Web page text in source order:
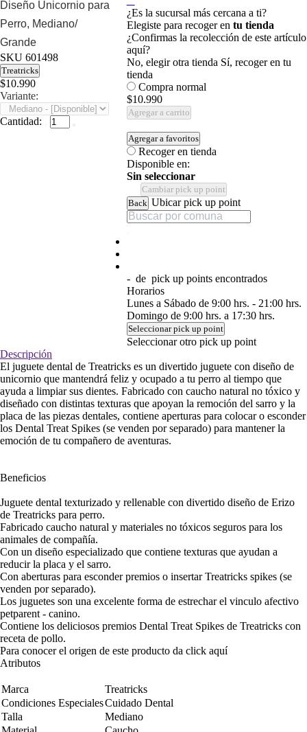
Diseño Unicornio para
Perro, Mediano/
Grande
SKU 601498
Treatricks
$10.990
Variante:
Cantidad:
¿Es la sucursal más cercana a ti?
Elegiste para recoger en tu tienda
¿Confirmas la recolección de este artículo
aquí?
No, elegir otra tienda Sí, recoger en tu
tienda
Compra normal
$10.990
Agregar a carrito
Agregar a favoritos
Recoger en tienda
Disponible en:
Sin seleccionar
Cambiar pick up point
Back Ubicar pick up point
- de pick up points encontrados
Horarios
Lunes a Sábado de 9:00 hrs. - 21:00 hrs.
Domingo de 9:00 hrs. a 17:30 hrs.
Seleccionar pick up point
Seleccionar otro pick up point
Descripción
El juguete dental de Treatricks es un divertido juguete con diseño de
unicornio que mantendrá feliz y ocupado a tu perro al tiempo que
ayuda a limpiar sus dientes. Fabricado con caucho natural no tóxico y
diseñado con distintas texturas que apoyan la remoción del sarro y la
placa de las piezas dentales, contiene aperturas para colocar o esconder
los Dental Treat Spikes (se venden por separado) para mantener la
emoción de tu compañero de aventuras.
Beneficios
Juguete dental texturizado y rellenable con divertido diseño de Erizo
de Treatricks para perro.
Fabricado caucho natural y materiales no tóxicos seguros para los
animales de compañía.
Con un diseño especializado que contiene texturas que ayudan a
reducir la placa y el sarro.
Con aberturas para esconder premios o insertar Treatricks spikes (se
venden por separado).
Los juguetes son una excelente forma de estrechar el vinculo afectivo
petparent - canino.
Contiene los deliciosos premios Dental Treat Spikes de Treatricks con
receta de pollo.
Para conocer el origen de este producto da click aquí
Atributos
Marca
Treatricks
Condiciones EspecialesCuidado Dental
Talla
Mediano